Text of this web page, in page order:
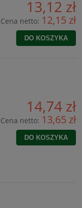
13,12 zł
Cena netto: 12,15 zł
DO KOSZYKA
14,74 zł
Cena netto: 13,65 zł
DO KOSZYKA